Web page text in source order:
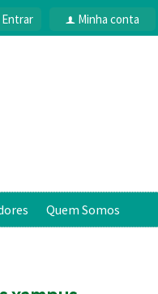
Entrar f Minha conta
Quem Somos